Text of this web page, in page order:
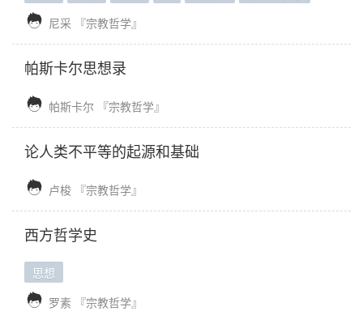
 尼采 『宗教哲学』
帕斯卡尔思想录
 帕斯卡尔 『宗教哲学』
论人类不平等的起源和基础
 卢梭 『宗教哲学』
西方哲学史
思想
 罗素 『宗教哲学』